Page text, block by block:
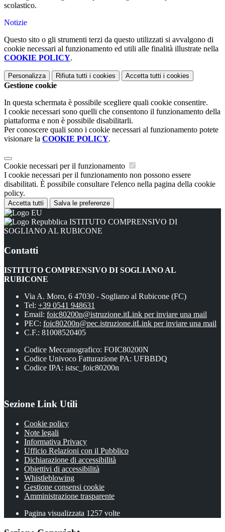
scolastico.
Notizie
Questo sito o gli strumenti terzi da questo utilizzati si avvalgono di
cookie necessari al funzionamento ed utili alle finalità illustrate nella
COOKIE POLICY.
Personalizza Rifiuta tutti i cookies Accetta tutti i cookies
Gestione cookie
In questa schermata è possibile scegliere quali cookie consentire.
I cookie necessari sono quelli che consentono il funzionamento della
piattaforma e non è possibile disabilitarli.
Per conoscere quali sono i cookie necessari al funzionamento potete
visionare la COOKIE POLICY.
Cookie necessari per il funzionamento
I cookie necessari per il funzionamento non possono essere
disabilitati. È possibile consultare l'elenco nella pagina della cookie
policy.
Accetta tutti Salva le preferenze
ISTITUTO COMPRENSIVO DI
SOGLIANO AL RUBICONE
Contatti
ISTITUTO COMPRENSIVO DI SOGLIANO AL
RUBICONE
Via A. Moro, 6 47030 - Sogliano al Rubicone (FC)
Tel: +39 0541 948631
Email: foic80200n@istruzione.itLink per inviare una mail
PEC: foic80200n@pec.istruzione.itLink per inviare una mail
C.F.: 81008520405
Codice Meccanografico: FOIC80200N
Codice Univoco Fatturazione PA: UFBBDQ
Codice IPA: istsc_foic80200n
Sezione Link Utili
Cookie policy
Note legali
Informativa Privacy
Ufficio Relazioni con il Pubblico
Dichiarazione di accessibilità
Obiettivi di accessibilità
Whistleblowing
Gestione consensi cookie
Amministrazione trasparente
Pagina visualizzata 1257 volte